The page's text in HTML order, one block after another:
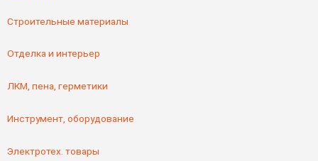
Строительные материалы
Отделка и интерьер
ЛКМ, пена, герметики
Инструмент, оборудование
Электротех. товары